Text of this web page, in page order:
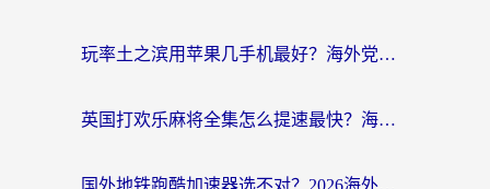
玩率土之滨用苹果几手机最好？海外党必看的国服游戏加速+设备选择指南
英国打欢乐麻将全集怎么提速最快？海外党亲测有效的国服游戏加速指南